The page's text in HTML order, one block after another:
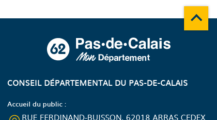
CONSEIL DÉPARTEMENTAL DU PAS-DE-CALAIS
Accueil du public :
RUE FERDINAND-BUISSON, 62018 ARRAS CEDEX